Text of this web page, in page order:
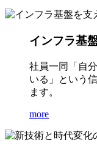
インフラ基
社員一同「自
いる」という
ます。
more